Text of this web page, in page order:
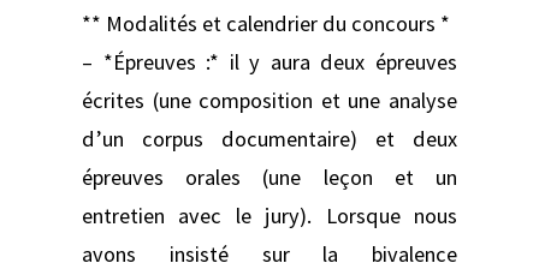
** Modalités et calendrier du concours *
– *Épreuves :* il y aura deux épreuves
écrites (une composition et une analyse
d’un corpus documentaire) et deux
épreuves orales (une leçon et un
entretien avec le jury). Lorsque nous
avons insisté sur la bivalence